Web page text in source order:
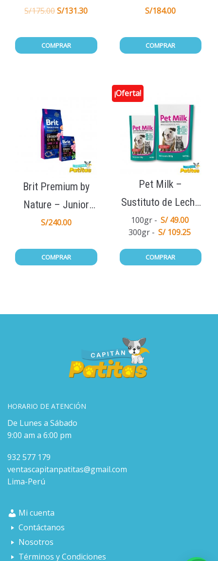
20KG 1Tab
S/175.00S/131.30
COMPRAR
Cachorro 15Kg
S/184.00
COMPRAR
Brit Premium by
Nature – Junior
Large 15Kg
S/240.00
COMPRAR
¡Oferta!
Pet Milk –
Sustituto de Leche
Materna
100gr
S/ 49.00
300gr
S/ 109.25
COMPRAR
HORARIO DE ATENCIÓN
De Lunes a Sábado
9:00 am a 6:00 pm
932 577 179
ventascapitanpatitas@gmail.com
Lima-Perú
Mi cuenta
Contáctanos
Nosotros
Términos y Condiciones